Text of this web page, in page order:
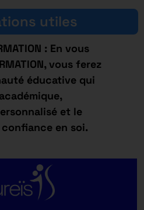
utiles
: En vous
vous ferez
éducative qui
et le
en soi.